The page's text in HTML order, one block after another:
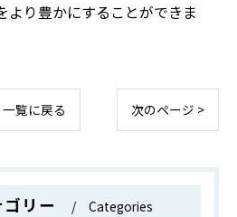
より豊かにすることができま
一覧に戻る 次のページ >
リー Categories